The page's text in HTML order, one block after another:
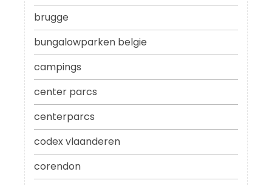
brugge
bungalowparken belgie
campings
center parcs
centerparcs
codex vlaanderen
corendon